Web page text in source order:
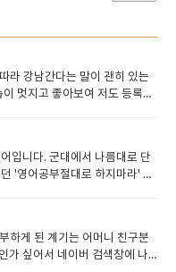
라 강남간다는 말이 괜히 있는
멋지고 좋아보여 저도 등록을
고 의아해했거든요. 그런데 화
만요ㅎㅎ 화상영어 쪽은 잘 몰
등록했습니다 ㅋㅋ 여기저기
금 시작한지 일주일정도 되었
용해서 수업을 진행하지만나
자재로 대화할 수 있는 날이 오
입니다. 군대에서 나름대로 단
'영어공부절대로 하지마라' 책
는 최선을 다해서 공부했다고
버벅거리더라구여~ 그렇게 열
테스트 볼 때는 멍한 상태만 반
하게 된 계기는 어머니 친구분
가 싶어서 네이버 검색창에 나